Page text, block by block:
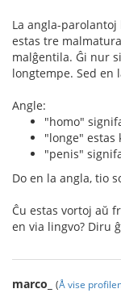
La angla-
estas tre
malĝentila. Ĝi nur
longtempe. Sed en
Angle:
"homo"
"longe" estas
"penis"
Do en la angla, tio
Ĉu estas vortoj aŭ
en via lingvo? Diru
marco_ (Å vise